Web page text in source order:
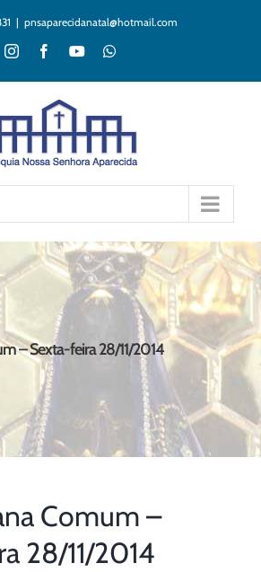
| pnsaparecidanatal@hotmail.com
InstagramFacebookYouTubeWhatsApp
– Sexta-feira 28/11/2014
Comum –
28/11/2014